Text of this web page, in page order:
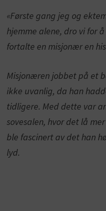
«Første gang jeg og
hjemme alene, dro vi for
fortalte en misjonær en
Misjonæren jobbet på et
ikke uvanlig, da han
tidligere. Med dette var
sovesalen, hvor det lå
ble fascinert av det han
lyd.